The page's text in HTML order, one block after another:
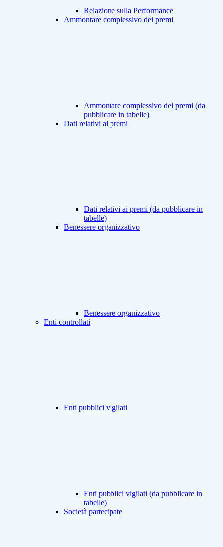
Relazione sulla Performance
Ammontare complessivo dei premi
Ammontare complessivo dei premi (da
pubblicare in tabelle)
Dati relativi ai premi
Dati relativi ai premi (da pubblicare in
tabelle)
Benessere organizzativo
Benessere organizzativo
Enti controllati
Enti pubblici vigilati
Enti pubblici vigilati (da pubblicare in
tabelle)
Società partecipate